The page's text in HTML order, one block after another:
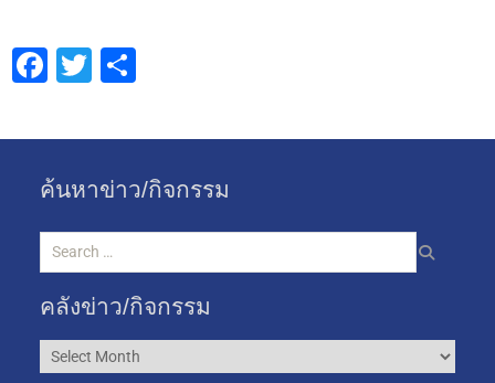
Facebook
Twitter
ค้นหาข่าว/กิจกรรม
คลังข่าว/กิจกรรม